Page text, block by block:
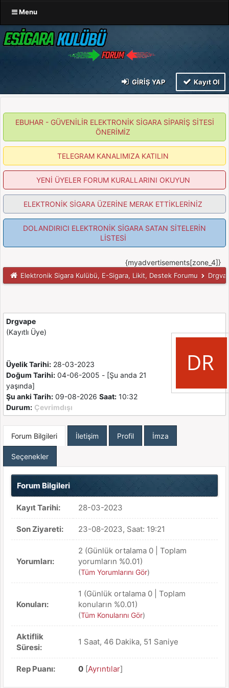
Menu
GIRIŞ YAP Kayıt Ol
EBUHAR - GÜVENİLİR ELEKTRONİK SİGARA SİPARİŞ SİTESİ
ÖNERİMİZ
TELEGRAM KANALIMIZA KATILIN
YENİ ÜYELER FORUM KURALLARINI OKUYUN
ELEKTRONİK SİGARA ÜZERİNE MERAK ETTİKLERİNİZ
DOLANDIRICI ELEKTRONİK SİGARA SATAN SİTELERİN
LİSTESİ
{myadvertisements[zone_4]}
Elektronik Sigara Kulübü, E-Sigara, Likit, Destek Forumu
Drgvape
(Kayıtlı Üye)
Üyelik Tarihi: 28-03-2023
Doğum Tarihi: 04-06-2005 - [Şu anda 21
yaşında]
Şu anki Tarih: 09-08-2026 Saat: 10:32
Durum: Çevrimdışı
Forum Bilgileri İletişim Profil İmza
Seçenekler
Forum Bilgileri
Kayıt Tarihi: 28-03-2023
Son Ziyareti: 23-08-2023, Saat: 19:21
Yorumları:
2 (Günlük ortalama 0 | Toplam
yorumların %0.01)
(Tüm Yorumlarını Gör)
Konuları:
1 (Günlük ortalama 0 | Toplam
konuların %0.01)
(Tüm Konularını Gör)
Aktiflik
Süresi:
1 Saat, 46 Dakika, 51 Saniye
Rep Puanı: 0 [Ayrıntılar]